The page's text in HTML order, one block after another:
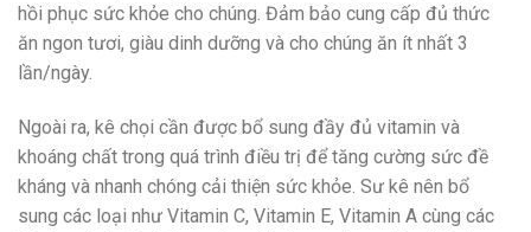
hồi phục sức khỏe cho chúng. Đảm bảo cung cấp đủ thức
ăn ngon tươi, giàu dinh dưỡng và cho chúng ăn ít nhất 3
lần/ngày.
Ngoài ra, kê chọi cần được bổ sung đầy đủ vitamin và
khoáng chất trong quá trình điều trị để tăng cường sức đề
kháng và nhanh chóng cải thiện sức khỏe. Sư kê nên bổ
sung các loại như Vitamin C, Vitamin E, Vitamin A cùng các